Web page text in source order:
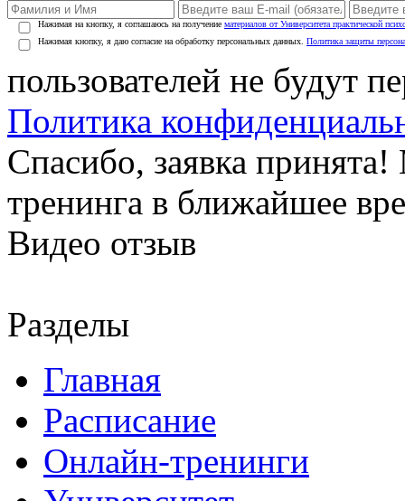
Нажимая на кнопку, я соглашаюсь на получение материалов от Университета практической
Нажимая кнопку, я даю согласие на обработку персональных данных. Политика защиты
пользователей не будут
Политика
Спасибо, заявка
тренинга в ближайшее
Видео отзыв
Разделы
Главная
Расписание
Онлайн-тренинги